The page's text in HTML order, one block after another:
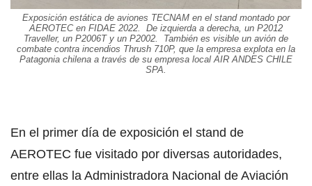
Exposición estática de aviones TECNAM en el stand montado por
AEROTEC en FIDAE 2022. De izquierda a derecha, un P2012
Traveller, un P2006T y un P2002. También es visible un avión de
combate contra incendios Thrush 710P, que la empresa explota en la
Patagonia chilena a través de su empresa local AIR ANDES CHILE
SPA.
En el primer día de exposición el stand de
AEROTEC fue visitado por diversas autoridades,
entre ellas la Administradora Nacional de Aviación